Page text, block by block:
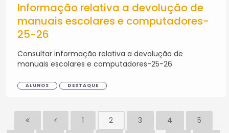
Informação relativa a devolução de
manuais escolares e computadores-
25-26
Consultar informação relativa a devolução de
manuais escolares e computadores-25-26
ALUNOS DESTAQUE
1 2 3 4
5